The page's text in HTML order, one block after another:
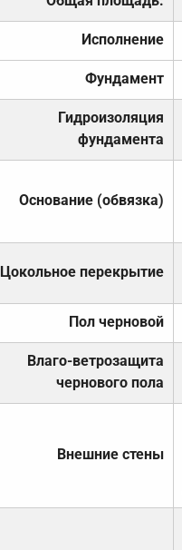
Исполнение
Фундамент
Гидроизоляция
фундамента
Основание (обвязка)
Цокольное перекрытие
Пол черновой
Влаго-ветрозащита
чернового пола
Внешние стены